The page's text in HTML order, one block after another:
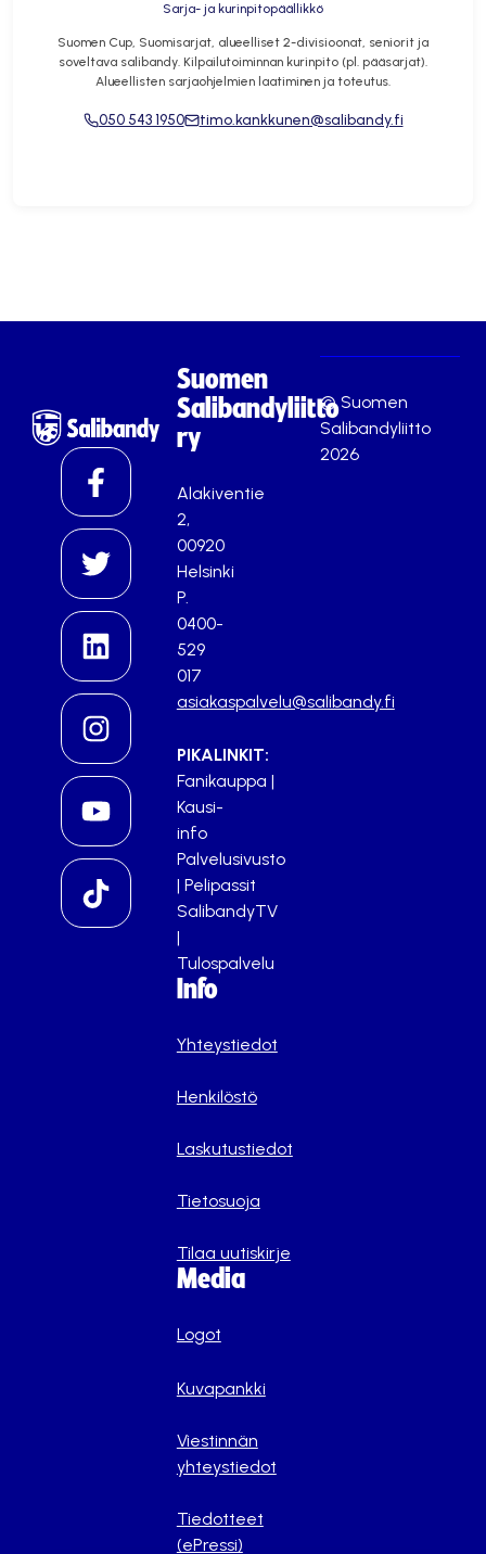
Sarja- ja kurinpitopäällikkö
Suomen Cup, Suomisarjat, alueelliset 2-divisioonat, seniorit ja
soveltava salibandy. Kilpailutoiminnan kurinpito (pl. pääsarjat).
Alueellisten sarjaohjelmien laatiminen ja toteutus.
050 543 1950 timo.kankkunen@salibandy.fi
Suomen
Salibandyliitto
ry
Alakiventie
2,
00920
Helsinki
P.
0400-
529
017
asiakaspalvelu@salibandy.fi
PIKALINKIT:
Fanikauppa |
Kausi-
info
Palvelusivusto
| Pelipassit
SalibandyTV
|
Tulospalvelu
Info
Yhteystiedot
Henkilöstö
Laskutustiedot
Tietosuoja
Tilaa uutiskirje
Media
Logot
Kuvapankki
Viestinnän
yhteystiedot
Tiedotteet
(ePressi)
© Suomen
Salibandyliitto
2026